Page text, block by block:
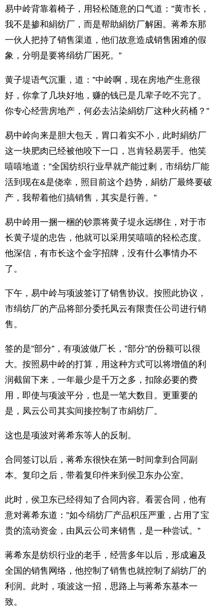
易中岭背靠着椅子，用轻松随意的口气道：”黄市长，
我不是掺和絹纺厂，而是帮助絹纺厂解困。蒋希东那
一伙人把持了销售渠道，他们故意造成销售困难的假
象，分明是要将绢纺厂困死。”
黄子堤语气沉重，道：”中岭啊，现在房地产生意很
好，你拿了几块好地，赚的钱已是几辈子吃不完了。
你专心经营房地产，何必去沾染絹纺厂这种火药桶？”
易中岭向来是胆大包天，胃口着实不小，此时絹纺厂
这一块肥肉已经被他咬下一口，岂肯轻易罢手。他笑
嘻嘻地道：”全国纺织行业早就产能过剩，市绢纺厂能
活到现在&是侥幸，照目前这个趋势，絹纺厂最终要破
产，我帮着他们搞销售，其实是行善。”
易中岭用一捆一梱的钞票将黄子堤永远绑住，对于市
长黄子堤的忠告，他就可以采用笑嘻嘻的轻松态度。
他深信，有市长这个金字招牌，没有什么事情办不
了。
下午，易中岭与项波签订了销售协议。按照此协议，
市绢纺厂的产品将部分委托凤云有限责任公司进行销
售。
签的是”部分”，有项波做厂长，”部分”的份额可以很
大。按照易中岭的打算，用这种方式可以将增值的利
润截留下来，一年最少是千万之多，扣除必要的费
用，即使与项波平分，也是一笔大数目。更重要的
是，凤云公司其实间接控制了市絹纺厂。
这也是项波对蒋希东等人的反制。
合同签订以后，蒋希东很快在第一时间拿到合同副
本。复印之后，带着复印件来到侯卫东办公室。
此时，侯卫东已经得知了合同内容。看罢合同，他有
意对蒋希东道：”如今绢纺厂产品积压严重，占用了宝
贵的流动资金，由凤云公司来销售，是一种尝试。”
蒋希东是纺织行业的老手，经营多年以后，形成遍及
全国的销售网络，他控制了销售也就控制了絹纺厂的
利润。此时，项波这一招，思路上与蒋希东基本一
致。